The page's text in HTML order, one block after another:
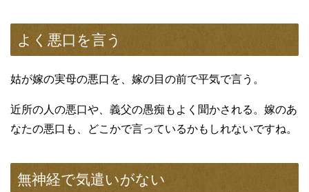
よく悪口を言う
姑が嫁の実母の悪口を、嫁の目の前で平気で言う。
近所の人の悪口や、義父の愚痴もよく聞かされる。嫁のあ
なたの悪口も、どこかで言っているかもしれないですね。
無神経で気遣いがない